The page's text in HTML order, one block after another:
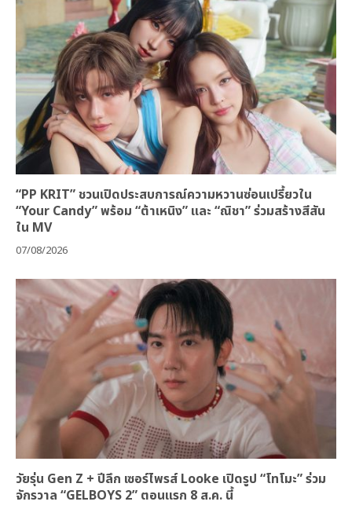
“PP KRIT” ชวนเปิดประสบการณ์ความหวานซ่อนเปรี้ยวใน
“Your Candy” พร้อม “ต้าเหนิง” และ “ณิชา” ร่วมสร้างสีสัน
ใน MV
07/08/2026
วัยรุ่น Gen Z + ปีลึก เซอร์ไพรส์ Looke เปิดรูป “โทโมะ” ร่วม
จักรวาล “GELBOYS 2” ตอนแรก 8 ส.ค. นี้